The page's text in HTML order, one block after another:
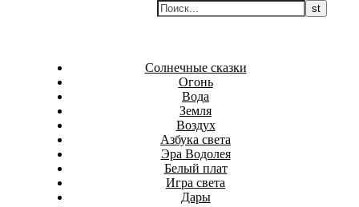
Солнечные сказки
Огонь
Вода
Земля
Воздух
Азбука света
Эра Водолея
Белый плат
Игра света
Дары